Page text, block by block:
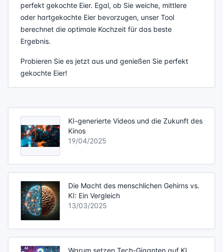
perfekt gekochte Eier. Egal, ob Sie weiche, mittlere
oder hartgekochte Eier bevorzugen, unser Tool
berechnet die optimale Kochzeit für das beste
Ergebnis.
Probieren Sie es jetzt aus und genießen Sie perfekt
gekochte Eier!
KI-generierte Videos und die Zukunft des
Kinos
19/04/2025
Die Macht des menschlichen Gehirns vs.
KI: Ein Vergleich
13/03/2025
Warum setzen Tech-Giganten auf KI